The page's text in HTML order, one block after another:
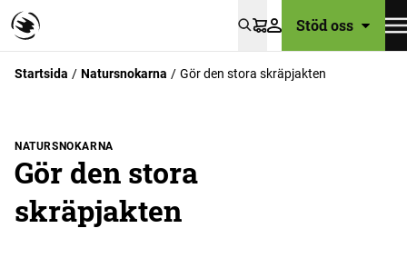
VarukorgStöd oss
Startsida Natursnokarna Gör den stora skräpjakten
NATURSNOKARNA
Gör den stora
skräpjakten